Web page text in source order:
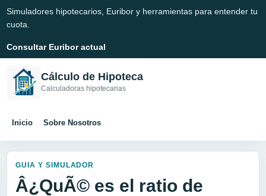
Simuladores hipotecarios, Euribor y herramientas para entender tu
cuota.
Consultar Euribor actual
Cálculo de Hipoteca
Calculadoras hipotecarias
Inicio Sobre Nosotros
GUIA Y SIMULADOR
Â¿QuÃ© es el ratio de